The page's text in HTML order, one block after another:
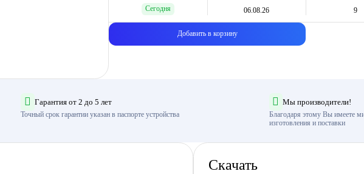
Сегодня 06.08.26 9
Добавить в корзину
Гарантия от 2 до 5 лет
Точный срок гарантии указан в паспорте устройства
Мы производители!
Благодаря этому Вы имеете
изготовления и поставки
Скачать